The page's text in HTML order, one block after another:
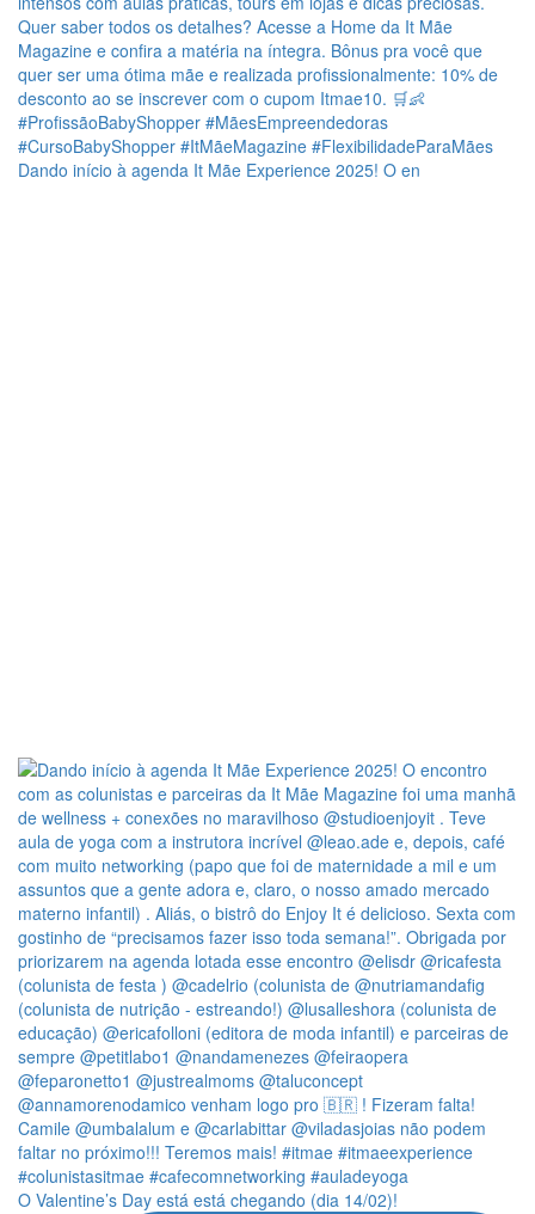
Dando início à agenda It Mãe Experience 2025! O en
O Valentine’s Day está está chegando (dia 14/02)!